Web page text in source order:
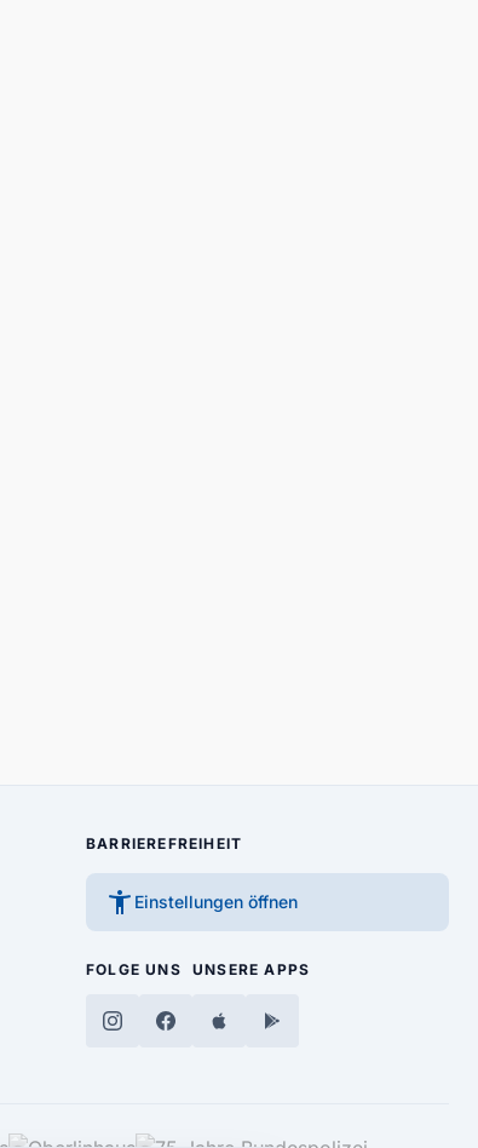
BARRIEREFREIHEIT
accessibility_new Einstellungen öffnen
FOLGE UNS UNSERE APPS